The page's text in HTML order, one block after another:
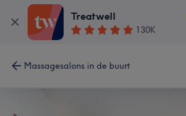
Treatwell
130K
Massagesalons in de buurt